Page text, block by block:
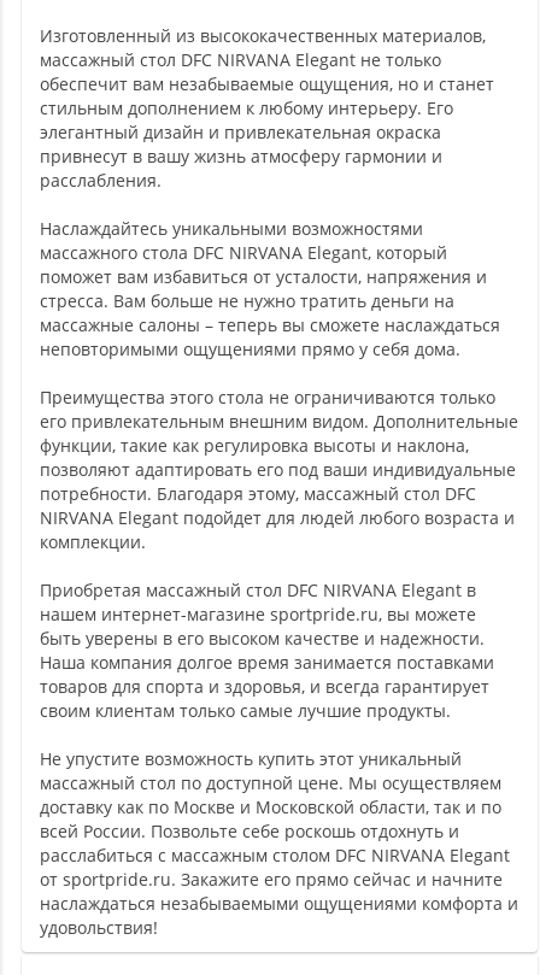
Изготовленный из высококачественных материалов,
массажный стол DFC NIRVANA Elegant не только
обеспечит вам незабываемые ощущения, но и станет
стильным дополнением к любому интерьеру. Его
элегантный дизайн и привлекательная окраска
привнесут в вашу жизнь атмосферу гармонии и
расслабления.
Наслаждайтесь уникальными возможностями
массажного стола DFC NIRVANA Elegant, который
поможет вам избавиться от усталости, напряжения и
стресса. Вам больше не нужно тратить деньги на
массажные салоны – теперь вы сможете наслаждаться
неповторимыми ощущениями прямо у себя дома.
Преимущества этого стола не ограничиваются только
его привлекательным внешним видом. Дополнительные
функции, такие как регулировка высоты и наклона,
позволяют адаптировать его под ваши индивидуальные
потребности. Благодаря этому, массажный стол DFC
NIRVANA Elegant подойдет для людей любого возраста и
комплекции.
Приобретая массажный стол DFC NIRVANA Elegant в
нашем интернет-магазине sportpride.ru, вы можете
быть уверены в его высоком качестве и надежности.
Наша компания долгое время занимается поставками
товаров для спорта и здоровья, и всегда гарантирует
своим клиентам только самые лучшие продукты.
Не упустите возможность купить этот уникальный
массажный стол по доступной цене. Мы осуществляем
доставку как по Москве и Московской области, так и по
всей России. Позвольте себе роскошь отдохнуть и
расслабиться с массажным столом DFC NIRVANA Elegant
от sportpride.ru. Закажите его прямо сейчас и начните
наслаждаться незабываемыми ощущениями комфорта и
удовольствия!